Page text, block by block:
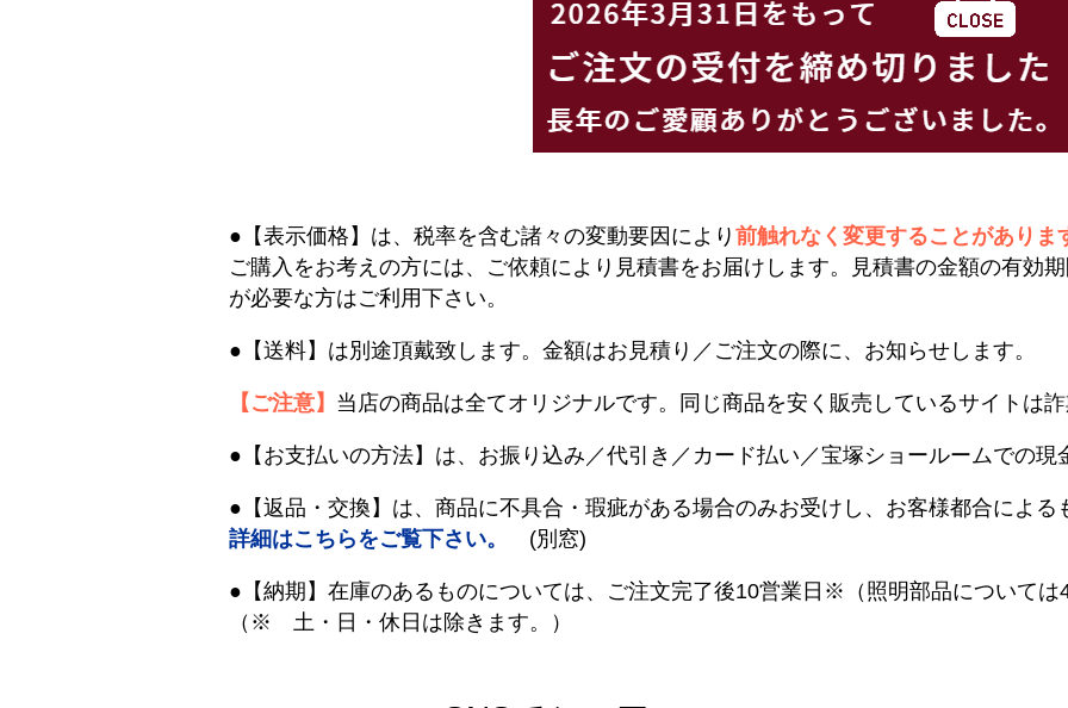
●【表示価格】は、税率を含む諸々の変動要因により 前触れなく変更することがありま
ご購入をお考えの方には、ご依頼により見積書をお届けします。見積書の金額の有効
が必要な方はご利用下さい。
●【送料】は別途頂戴致します。金額はお見積り／ご注文の際に、お知らせします。
【ご注意】 当店の商品は全てオリジナルです。同じ商品を安く販売しているサイトは
●【お支払いの方法】は、お振り込み／代引き／カード払い／宝塚ショールームでの現
●【返品・交換】は、商品に不具合・瑕疵がある場合のみお受けし、お客様都合による
詳細はこちらをご覧下さい。
(別窓)
●【納期】在庫のあるものについては、ご注文完了後10営業日※（照明部品については
（※ 土・日・休日は除きます。）